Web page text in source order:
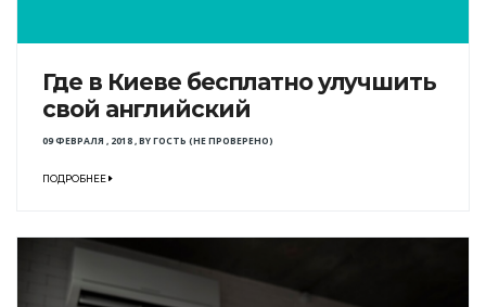
Где в Киеве бесплатно улучшить
свой английский
09 ФЕВРАЛЯ , 2018,BYГОСТЬ (НЕ ПРОВЕРЕНО)
ПОДРОБНЕЕ